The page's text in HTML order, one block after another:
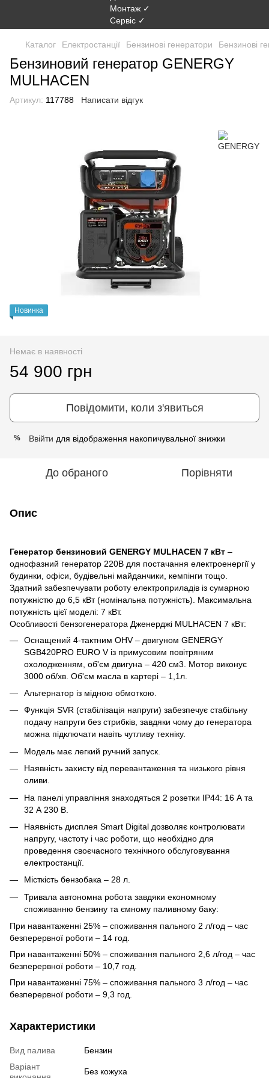
Каталог Електростанції Бензинові генератори Бензинові
Бензиновий генератор GENERGY
MULHACEN
Артикул: 117788 Написати відгук
Новинка
Немає в наявності
54 900 грн
Повідомити, коли з'явиться
% Ввійти для відображення накопичувальної знижки
До обраного Порівняти
Опис
Генератор бензиновий GENERGY MULHACEN 7 кВт –
однофазний генератор 220В для постачання електроенергії у
будинки, офіси, будівельні майданчики, кемпінги тощо.
Здатний забезпечувати роботу електроприладів із сумарною
потужністю до 6,5 кВт (номінальна потужність). Максимальна
потужність цієї моделі: 7 кВт.
Особливості бензогенератора Дженерджі MULHACEN 7 кВт:
Оснащений 4-тактним OHV – двигуном GENERGY
SGB420PRO EURO V із примусовим повітряним
охолодженням, об'єм двигуна – 420 см3. Мотор виконує
3000 об/хв. Об'єм масла в картері – 1,1л.
Альтернатор із мідною обмоткою.
Функція SVR (стабілізація напруги) забезпечує стабільну
подачу напруги без стрибків, завдяки чому до генератора
можна підключати навіть чутливу техніку.
Модель має легкий ручний запуск.
Наявність захисту від перевантаження та низького рівня
оливи.
На панелі управління знаходяться 2 розетки IP44: 16 А та
32 А 230 В.
Наявність дисплея Smart Digital дозволяє контролювати
напругу, частоту і час роботи, що необхідно для
проведення своєчасного технічного обслуговування
електростанції.
Місткість бензобака – 28 л.
Тривала автономна робота завдяки економному
споживанню бензину та ємному паливному баку:
При навантаженні 25% – споживання пального 2 л/год – час
безперервної роботи – 14 год.
При навантаженні 50% – споживання пального 2,6 л/год – час
безперервної роботи – 10,7 год.
При навантаженні 75% – споживання пального 3 л/год – час
безперервної роботи – 9,3 год.
Характеристики
Вид палива
Бензин
Варіант
Без кожуха